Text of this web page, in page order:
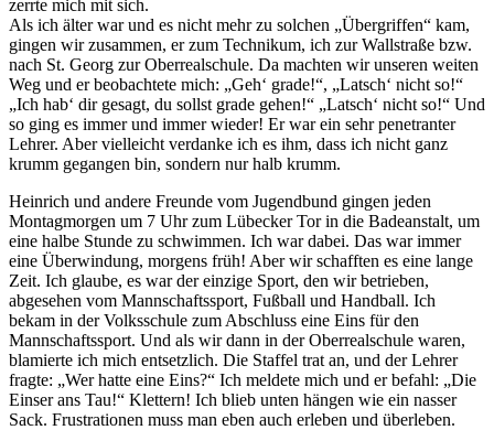
zerrte mich mit sich.
Als ich älter war und es nicht mehr zu solchen
Übergriffen
kam,
gingen wir zusammen, er zum Technikum, ich zur Wallstraße bzw.
nach St. Georg zur Oberrealschule. Da machten wir unseren weiten
Weg und er beobachtete mich:
Geh‘ grade! ,
Latsch‘ nicht so!
Ich hab‘ dir gesagt, du sollst grade gehen!
Latsch‘ nicht so!
Und
so ging es immer und immer wieder! Er war ein sehr penetranter
Lehrer. Aber vielleicht verdanke ich es ihm, dass ich nicht ganz
krumm gegangen bin, sondern nur halb krumm.
Heinrich und andere Freunde vom Jugendbund gingen jeden
Montagmorgen um 7 Uhr zum Lübecker Tor in die Badeanstalt, um
eine halbe Stunde zu schwimmen. Ich war dabei. Das war immer
eine Überwindung, morgens früh! Aber wir schafften es eine lange
Zeit. Ich glaube, es war der einzige Sport, den wir betrieben,
abgesehen vom Mannschaftssport, Fußball und Handball. Ich
bekam in der Volksschule zum Abschluss eine Eins für den
Mannschaftssport. Und als wir dann in der Oberrealschule waren,
blamierte ich mich entsetzlich. Die Staffel trat an, und der Lehrer
fragte:
Wer hatte eine Eins? Ich meldete mich und er befahl:
Die
Einser ans Tau!
Klettern! Ich blieb unten hängen wie ein nasser
Sack. Frustrationen muss man eben auch erleben und überleben.